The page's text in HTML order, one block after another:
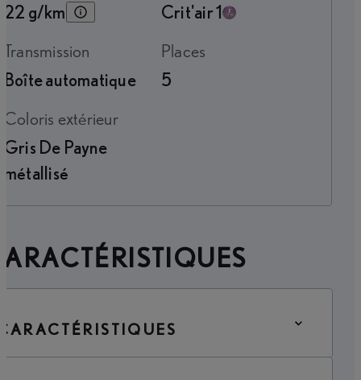
22 g/km
Crit'air 1
Transmission
Boîte automatique
Places
5
Coloris extérieur
Gris De Payne
métallisé